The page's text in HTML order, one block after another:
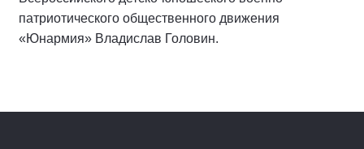
патриотического общественного движения
«Юнармия» Владислав Головин.